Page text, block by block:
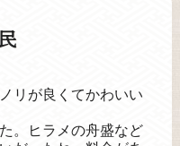
リが良くてかわいい
。ヒラメの舟盛など